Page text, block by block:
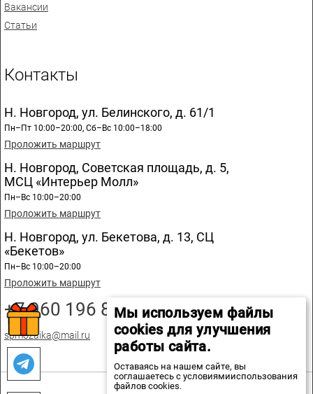
Вакансии
Статьи
Контакты
Н. Новгород, ул. Белинского, д. 61/1
Пн–Пт 10:00–20:00, Сб–Вс 10:00–18:00
Проложить маршрут
Н. Новгород, Советская площадь, д. 5,
МСЦ «Интерьер Молл»
Пн–Вс 10:00–20:00
Проложить маршрут
Н. Новгород, ул. Бекетова, д. 13, СЦ
«Бекетов»
Пн–Вс 10:00–20:00
Проложить маршрут
+7 960 196 89 20
spmozaika@mail.ru
Мы используем файлы
cookies для улучшения
работы сайта.
Оставаясь на нашем сайте, вы
соглашаетесь с условиямииспользования
файлов cookies.